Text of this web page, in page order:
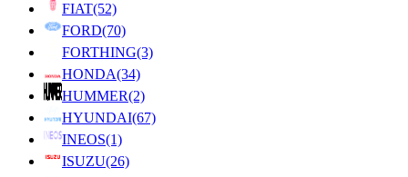
FIAT(52)
FORD(70)
FORTHING(3)
HONDA(34)
HUMMER(2)
HYUNDAI(67)
INEOS(1)
ISUZU(26)